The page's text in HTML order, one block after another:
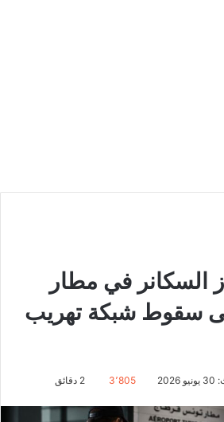
السكانر في مطار
سقوط شبكة تهريب
3٬805